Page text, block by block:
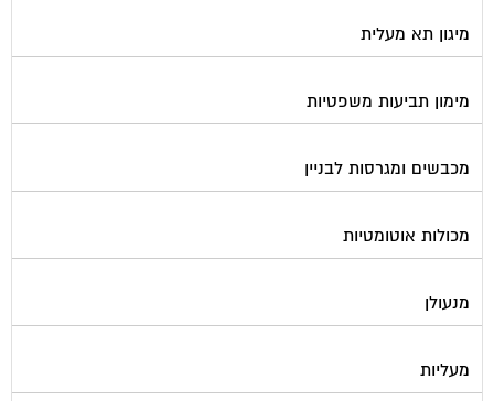
מערכות סולאריות
משאבות מים
נוזל הסקה
סימוני חניות
עורכי דין / נוטוריונים
עיצוב לובי וחדר מדרגות